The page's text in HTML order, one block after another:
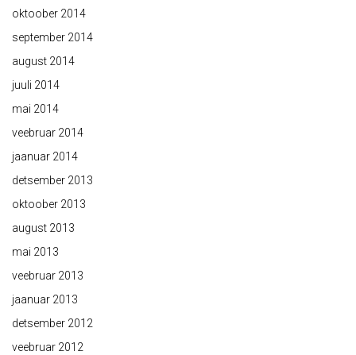
oktoober 2014
september 2014
august 2014
juuli 2014
mai 2014
veebruar 2014
jaanuar 2014
detsember 2013
oktoober 2013
august 2013
mai 2013
veebruar 2013
jaanuar 2013
detsember 2012
veebruar 2012